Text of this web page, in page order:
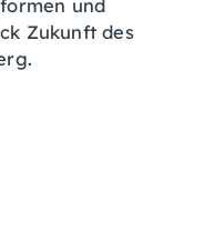
und
Zukunft des